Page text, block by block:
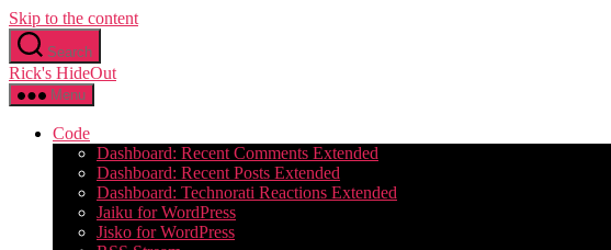
Skip to the content
Search
Rick's HideOut
Menu
Code
Dashboard: Recent Comments Extended
Dashboard: Recent Posts Extended
Dashboard: Technorati Reactions Extended
Jaiku for WordPress
Jisko for WordPress